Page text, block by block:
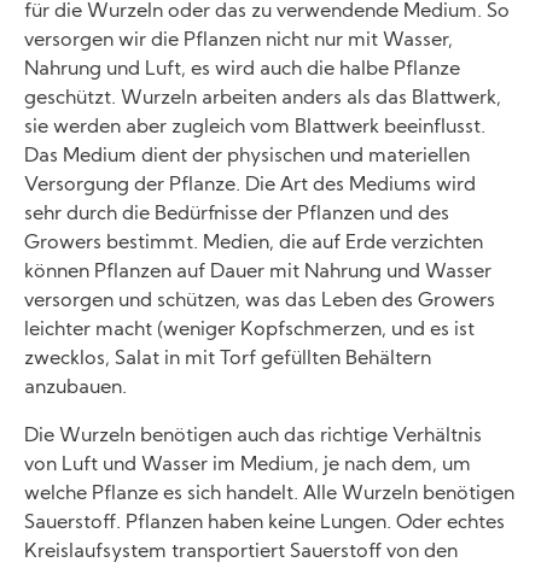
für die Wurzeln oder das zu verwendende Medium. So
versorgen wir die Pflanzen nicht nur mit Wasser,
Nahrung und Luft, es wird auch die halbe Pflanze
geschützt. Wurzeln arbeiten anders als das Blattwerk,
sie werden aber zugleich vom Blattwerk beeinflusst.
Das Medium dient der physischen und materiellen
Versorgung der Pflanze. Die Art des Mediums wird
sehr durch die Bedürfnisse der Pflanzen und des
Growers bestimmt. Medien, die auf Erde verzichten
können Pflanzen auf Dauer mit Nahrung und Wasser
versorgen und schützen, was das Leben des Growers
leichter macht (weniger Kopfschmerzen, und es ist
zwecklos, Salat in mit Torf gefüllten Behältern
anzubauen.
Die Wurzeln benötigen auch das richtige Verhältnis
von Luft und Wasser im Medium, je nach dem, um
welche Pflanze es sich handelt. Alle Wurzeln benötigen
Sauerstoff. Pflanzen haben keine Lungen. Oder echtes
Kreislaufsystem transportiert Sauerstoff von den